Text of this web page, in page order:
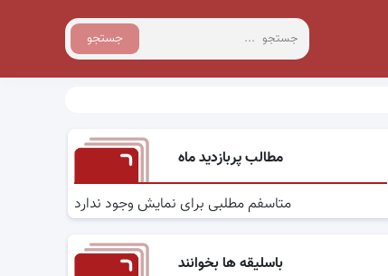
جستجو
مطالب پربازدید ماه
متاسفم مطلبی برای نمایش وجود ندارد
باسلیقه ها بخوانند